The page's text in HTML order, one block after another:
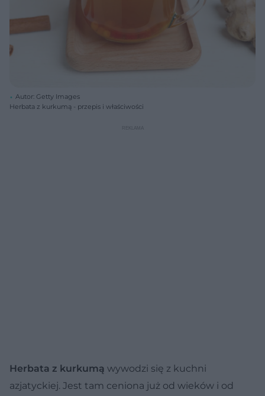
Autor: Getty Images
Herbata z kurkumą - przepis i właściwości
Herbata z kurkumą wywodzi się z kuchni
azjatyckiej. Jest tam ceniona już od wieków i od